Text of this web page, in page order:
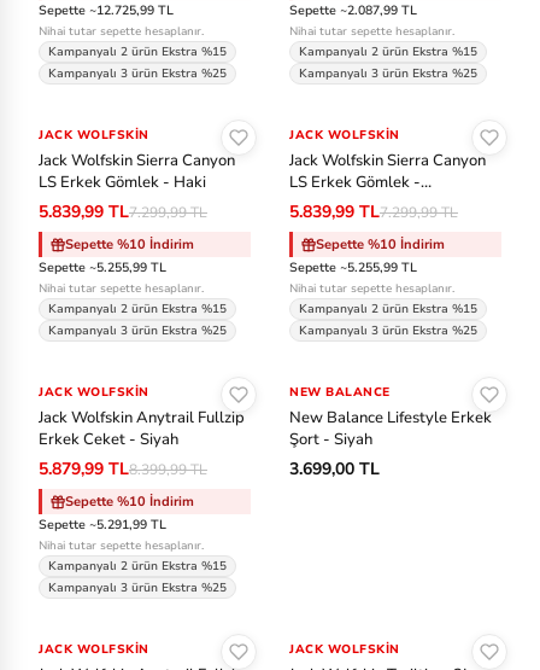
Sepette ~12.725,99 TL
Nihai tutar sepette hesaplanır.
Kampanyalı 2 ürün Ekstra %15
Kampanyalı 3 ürün Ekstra %25
Sepette ~2.087,99 TL
Nihai tutar sepette hesaplanır.
Kampanyalı 2 ürün Ekstra %15
Kampanyalı 3 ürün Ekstra %25
-%20
JACK WOLFSKIN
Jack Wolfskin Sierra Canyon
LS Erkek Gömlek - Haki
5.839,99 TL7.299,99 TL
Sepette %10 İndirim
Sepette ~5.255,99 TL
Nihai tutar sepette hesaplanır.
Kampanyalı 2 ürün Ekstra %15
Kampanyalı 3 ürün Ekstra %25
-%20
JACK WOLFSKIN
Jack Wolfskin Sierra Canyon
LS Erkek Gömlek -
Kahverengi
5.839,99 TL7.299,99 TL
Sepette %10 İndirim
Sepette ~5.255,99 TL
Nihai tutar sepette hesaplanır.
Kampanyalı 2 ürün Ekstra %15
Kampanyalı 3 ürün Ekstra %25
-%30
JACK WOLFSKIN
Jack Wolfskin Anytrail Fullzip
Erkek Ceket - Siyah
5.879,99 TL8.399,99 TL
Sepette %10 İndirim
Sepette ~5.291,99 TL
Nihai tutar sepette hesaplanır.
Kampanyalı 2 ürün Ekstra %15
Kampanyalı 3 ürün Ekstra %25
NEW BALANCE
New Balance Lifestyle Erkek
Şort - Siyah
3.699,00 TL
-%30
JACK WOLFSKIN -%15
JACK WOLFSKIN